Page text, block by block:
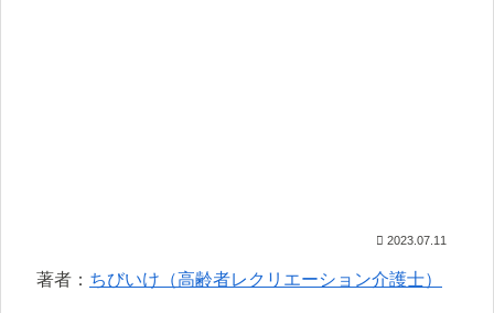
2023.07.11
著者： ちびいけ（高齢者レクリエーション介護士）